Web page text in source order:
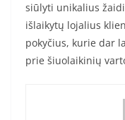
siūlyti unikalius
išlaikytų lojalius
pokyčius, kurie dar
prie šiuolaikinių